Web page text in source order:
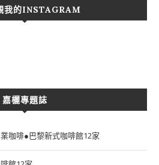
我的INSTAGRAM
嘉欐專題誌
咖啡●巴黎新式咖啡館12家